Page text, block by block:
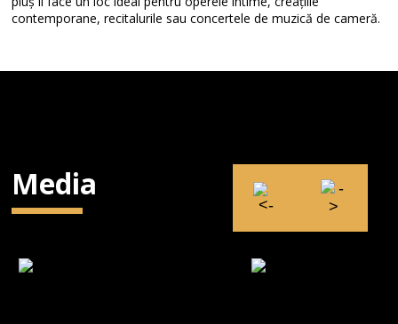
contemporane, recitalurile sau concertele de muzică de cameră.
Media